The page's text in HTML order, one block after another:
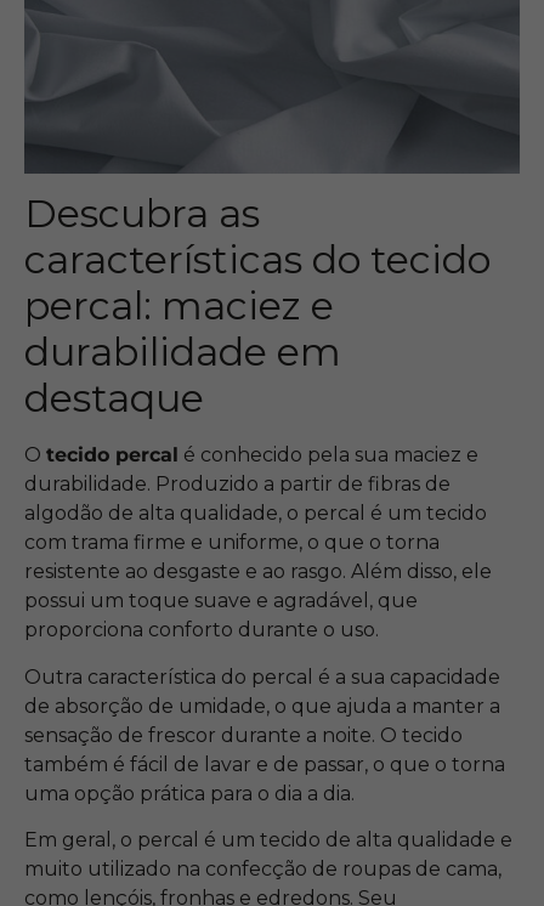
Descubra as
características do tecido
percal: maciez e
durabilidade em
destaque
O tecido percal é conhecido pela sua maciez e
durabilidade. Produzido a partir de fibras de
algodão de alta qualidade, o percal é um tecido
com trama firme e uniforme, o que o torna
resistente ao desgaste e ao rasgo. Além disso, ele
possui um toque suave e agradável, que
proporciona conforto durante o uso.
Outra característica do percal é a sua capacidade
de absorção de umidade, o que ajuda a manter a
sensação de frescor durante a noite. O tecido
também é fácil de lavar e de passar, o que o torna
uma opção prática para o dia a dia.
Em geral, o percal é um tecido de alta qualidade e
muito utilizado na confecção de roupas de cama,
como lençóis, fronhas e edredons. Seu